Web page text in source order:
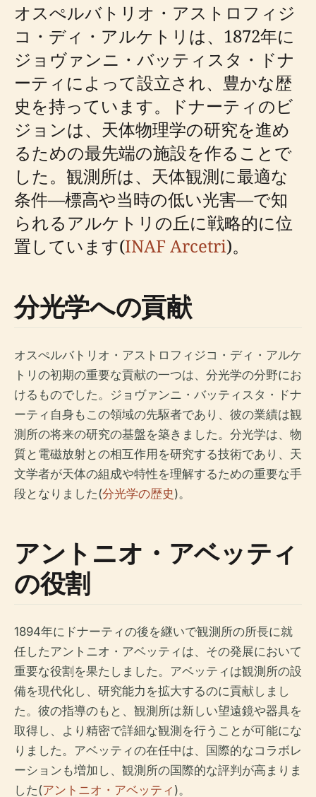
オスぺルバトリオ・アストロフィジ
コ・ディ・アルケトリは、1872年に
ジョヴァンニ・バッティスタ・ドナ
ーティによって設立され、豊かな歴
史を持っています。ドナーティのビ
ジョンは、天体物理学の研究を進め
るための最先端の施設を作ることで
した。観測所は、天体観測に最適な
条件—標高や当時の低い光害—で知
られるアルケトリの丘に戦略的に位
置しています(INAF Arcetri)。
分光学への貢献
オスぺルバトリオ・アストロフィジコ・ディ・アルケ
トリの初期の重要な貢献の一つは、分光学の分野にお
けるものでした。ジョヴァンニ・バッティスタ・ドナ
ーティ自身もこの領域の先駆者であり、彼の業績は観
測所の将来の研究の基盤を築きました。分光学は、物
質と電磁放射との相互作用を研究する技術であり、天
文学者が天体の組成や特性を理解するための重要な手
段となりました(分光学の歴史)。
アントニオ・アベッティ
の役割
1894年にドナーティの後を継いで観測所の所長に就
任したアントニオ・アベッティは、その発展において
重要な役割を果たしました。アベッティは観測所の設
備を現代化し、研究能力を拡大するのに貢献しまし
た。彼の指導のもと、観測所は新しい望遠鏡や器具を
取得し、より精密で詳細な観測を行うことが可能にな
りました。アベッティの在任中は、国際的なコラボレ
ーションも増加し、観測所の国際的な評判が高まりま
した(アントニオ・アベッティ )。